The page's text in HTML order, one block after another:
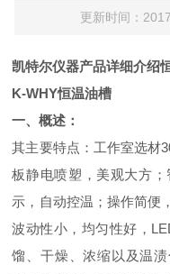
更新时间：
凯特尔仪器产品详细介绍
K-WHY恒温油槽
一、概述：
其主要特点：工作室选材
板静电喷塑，美观大方
示，自动控温 ； 操作简便
波动性小，均匀性好，
馏、干燥、浓缩以及温